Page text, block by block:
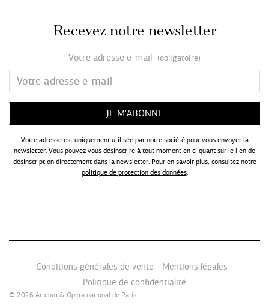
Recevez notre newsletter
Votre adresse e-mail (obligatoire)
Votre adresse est uniquement utilisée par notre société pour vous envoyer la
newsletter. Vous pouvez vous désinscrire à tout moment en cliquant sur le lien de
désinscription directement dans la newsletter. Pour en savoir plus, consultez notre
politique de protection des données.
Conditions générales de vente
Mentions légales
Politique de confidentialité
© 2026 Arteum & Opéra national de Paris